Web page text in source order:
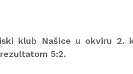
klub Našice u okviru 2.
5:2.